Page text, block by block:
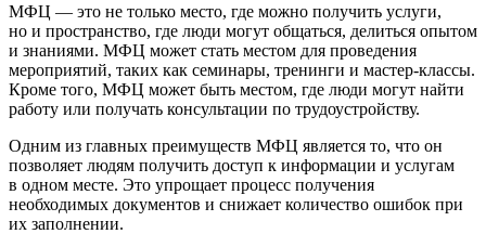
МФЦ — это не только место, где можно получить услуги,
но и пространство, где люди могут общаться, делиться опытом
и знаниями. МФЦ может стать местом для проведения
мероприятий, таких как семинары, тренинги и мастер-классы.
Кроме того, МФЦ может быть местом, где люди могут найти
работу или получать консультации по трудоустройству.
Одним из главных преимуществ МФЦ является то, что он
позволяет людям получить доступ к информации и услугам
в одном месте. Это упрощает процесс получения
необходимых документов и снижает количество ошибок при
их заполнении.